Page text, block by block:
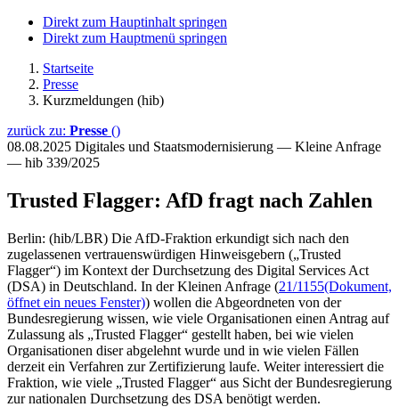
Direkt zum Hauptinhalt springen
Direkt zum Hauptmenü springen
Startseite
Presse
Kurzmeldungen (hib)
zurück zu: Presse ()
08.08.2025 Digitales und Staatsmodernisierung — Kleine Anfrage
— hib 339/2025
Trusted Flagger: AfD fragt nach Zahlen
Berlin: (hib/LBR) Die AfD-Fraktion erkundigt sich nach den
zugelassenen vertrauenswürdigen Hinweisgebern („Trusted
Flagger“) im Kontext der Durchsetzung des Digital Services Act
(DSA) in Deutschland. In der Kleinen Anfrage (21/1155(Dokument,
öffnet ein neues Fenster)) wollen die Abgeordneten von der
Bundesregierung wissen, wie viele Organisationen einen Antrag auf
Zulassung als „Trusted Flagger“ gestellt haben, bei wie vielen
Organisationen diser abgelehnt wurde und in wie vielen Fällen
derzeit ein Verfahren zur Zertifizierung laufe. Weiter interessiert die
Fraktion, wie viele „Trusted Flagger“ aus Sicht der Bundesregierung
zur nationalen Durchsetzung des DSA benötigt werden.